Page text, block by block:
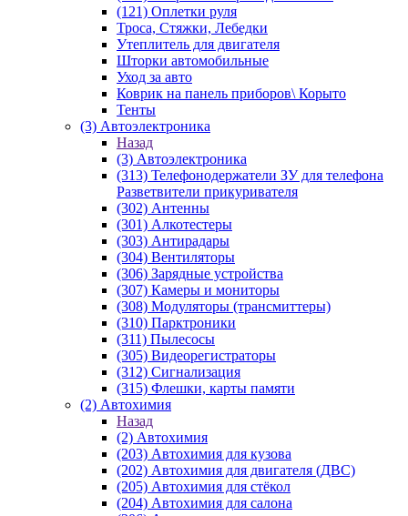
(121) Оплетки руля
Троса, Стяжки, Лебедки
Утеплитель для двигателя
Шторки автомобильные
Уход за авто
Коврик на панель приборов\ Корыто
Тенты
(3) Автоэлектроника
Назад
(3) Автоэлектроника
(313) Телефонодержатели ЗУ для телефона
Разветвители прикуривателя
(302) Антенны
(301) Алкотестеры
(303) Антирадары
(304) Вентиляторы
(306) Зарядные устройства
(307) Камеры и мониторы
(308) Модуляторы (трансмиттеры)
(310) Парктроники
(311) Пылесосы
(305) Видеорегистраторы
(312) Сигнализация
(315) Флешки, карты памяти
(2) Автохимия
Назад
(2) Автохимия
(203) Автохимия для кузова
(202) Автохимия для двигателя (ДВС)
(205) Автохимия для стёкол
(204) Автохимия для салона